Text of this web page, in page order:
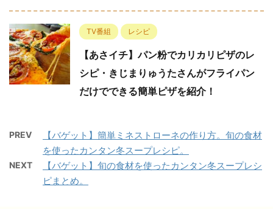
TV番組 レシピ
【あさイチ】パン粉でカリカリピザのレ
シピ・きじまりゅうたさんがフライパン
だけでできる簡単ピザを紹介！
PREV
【バゲット】簡単ミネストローネの作り方。旬の食材
を使ったカンタン冬スープレシピ。
NEXT
【バゲット】旬の食材を使ったカンタン冬スープレシ
ピまとめ。